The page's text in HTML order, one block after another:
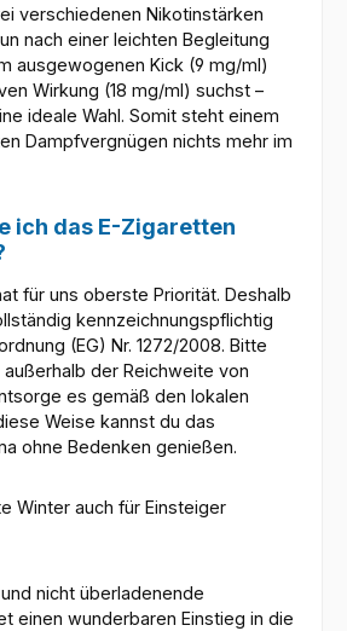
verschiedenen Nikotinstärken
nach einer leichten Begleitung
ausgewogenen Kick (9 mg/ml)
Wirkung (18 mg/ml) suchst –
ideale Wahl. Somit steht einem
Dampfvergnügen nichts mehr im
ich das E-Zigaretten
für uns oberste Priorität. Deshalb
kennzeichnungspflichtig
(EG) Nr. 1272/2008. Bitte
der Reichweite von
es gemäß den lokalen
Weise kannst du das
ohne Bedenken genießen.
Winter auch für Einsteiger
nicht überladenende
einen wunderbaren Einstieg in die